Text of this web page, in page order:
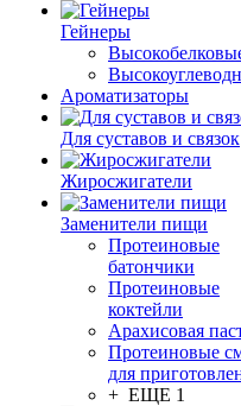
Гейнеры
Ароматизаторы
Для суставов и связок
Жиросжигатели
Заменители пищи
Протеиновые
батончики
Протеиновые
коктейли
Арахисовая
Протеиновые
для
+ ЕЩЕ 1